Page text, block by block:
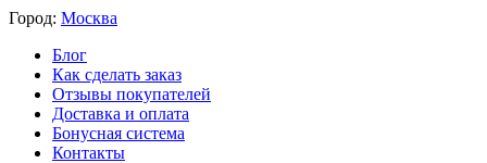
Город: Москва
Блог
Как сделать заказ
Отзывы покупателей
Доставка и оплата
Бонусная система
Контакты